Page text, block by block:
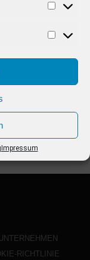
Impressum
RICHTLINIE